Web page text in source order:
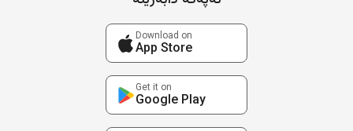
Download on
App Store
Get it on
Google Play